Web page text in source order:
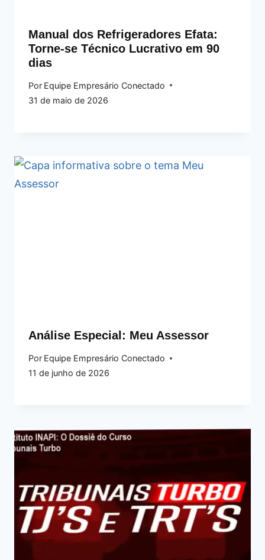
Manual dos Refrigeradores Efata:
Torne-se Técnico Lucrativo em 90
dias
Por Equipe Empresário Conectado
31 de maio de 2026
Análise Especial: Meu Assessor
Por Equipe Empresário Conectado
11 de junho de 2026